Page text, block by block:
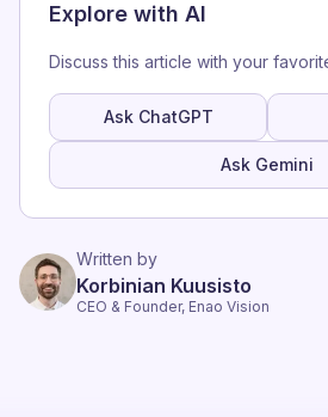
Explore with AI
Discuss this article with your
Ask ChatGPT
Ask Gemini
Written by
Korbinian Kuusisto
CEO & Founder, Enao Vision